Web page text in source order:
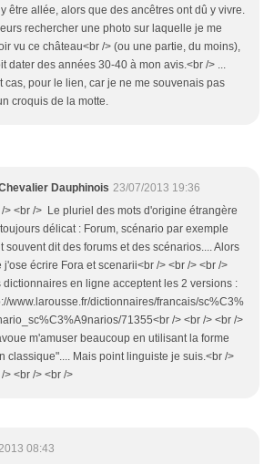
être allée, alors que des ancêtres ont dû y vivre.
rechercher une photo sur laquelle je me
vu ce château<br /> (ou une partie, du moins),
dater des années 30-40 à mon avis.<br /> ...
cas, pour le lien, car je ne me souvenais pas
croquis de la motte.
Dauphinois 23/07/2013 19:36
/> <br /> Le pluriel des mots d'origine étrangère
délicat : Forum, scénario par exemple
souvent dit des forums et des scénarios.... Alors
j'ose écrire Fora et scenarii<br /> <br /> <br />
dictionnaires en ligne acceptent les 2 versions :
www.larousse.fr/dictionnaires/francais/sc%C3%
71355<br /> <br /> <br />
m'amuser beaucoup en utilisant la forme
classique".... Mais point linguiste je suis.<br />
> <br /> <br />
08:43